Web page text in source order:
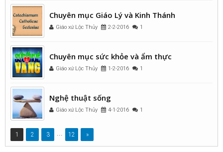
Chuyên mục Giáo Lý và Kinh Thánh
Giáo xứ Lộc Thủy 2-2-2016 1
Chuyên mục sức khỏe và ẩm thực
Giáo xứ Lộc Thủy 1-2-2016 1
Nghệ thuật sống
Giáo xứ Lộc Thủy 4-1-2016 1
1 2 3 ... 12 »